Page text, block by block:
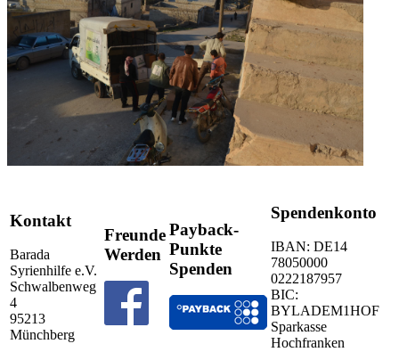
Kontakt
Barada
Syrienhilfe e.V.
Schwalbenweg
4
95213
Münchberg
Freunde
Werden
Payback-
Punkte
Spenden
Spendenkonto
IBAN: DE14
78050000
0222187957
BIC:
BYLADEM1HOF
Sparkasse
Hochfranken